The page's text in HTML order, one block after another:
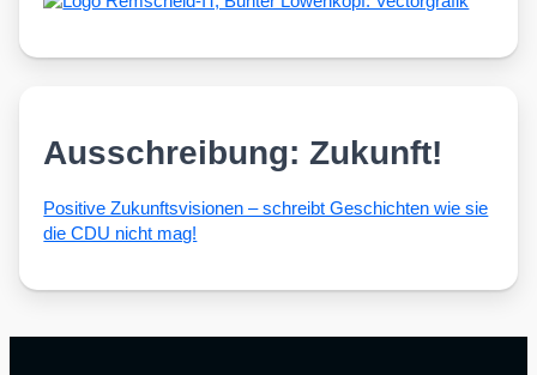
Ausschreibung: Zukunft!
Posi­ti­ve Zukunfts­vi­sio­nen – schreibt Geschich­ten wie sie
die CDU nicht mag!